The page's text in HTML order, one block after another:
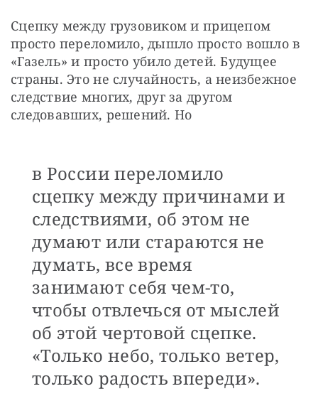
Сцепку между грузовиком и прицепом
просто переломило, дышло просто вошло в
«Газель» и просто убило детей. Будущее
страны. Это не случайность, а неизбежное
следствие многих, друг за другом
следовавших, решений. Но
в России переломило
сцепку между причинами и
следствиями, об этом не
думают или стараются не
думать, все время
занимают себя чем-то,
чтобы отвлечься от мыслей
об этой чертовой сцепке.
«Только небо, только ветер,
только радость впереди».